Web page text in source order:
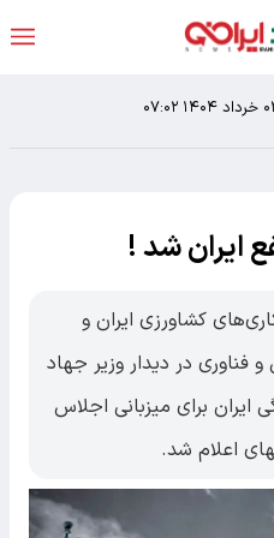
۰۷:۰۲
ایران شد !
همکاری‌های کشاورزی ایران و
فناوری در دیدار وزیر جهاد
ایران برای میزبانی اجلاس
اعلام شد.